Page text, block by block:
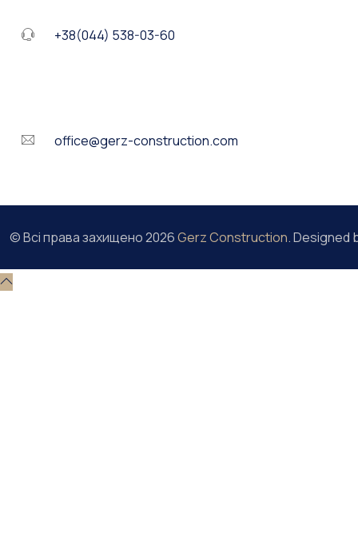
+38(044) 538-03-60
office@gerz-construction.com
© Всі права захищено2026Gerz Construction. Designed